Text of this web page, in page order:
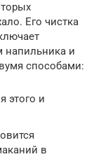
Его чистка
напильника и
способами:
этого и
в